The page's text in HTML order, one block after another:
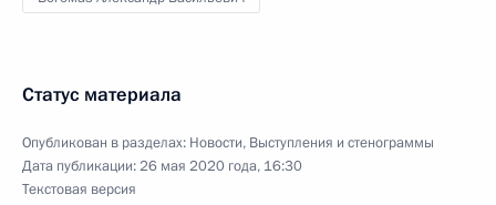
Статус материала
Опубликован в разделах: Новости, Выступления и стенограммы
Дата публикации:26 мая 2020 года, 16:30
Текстовая версия